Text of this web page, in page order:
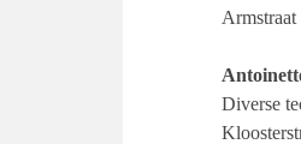
Diverse